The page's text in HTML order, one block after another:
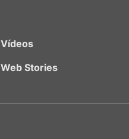
Vídeos
Web Stories